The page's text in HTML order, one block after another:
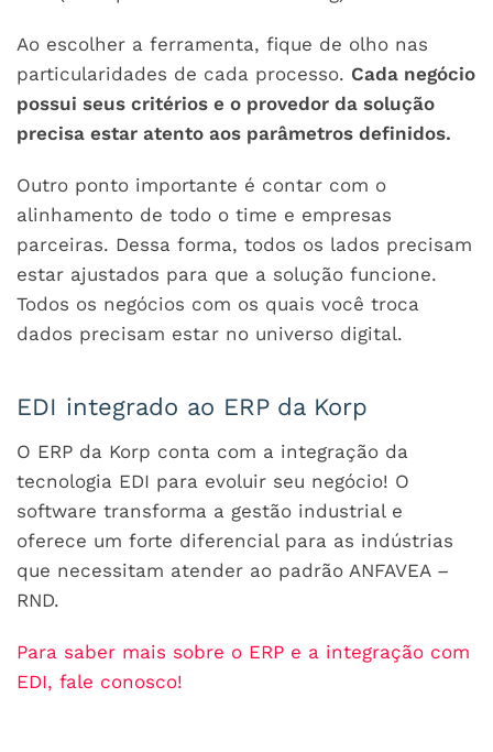
Ao escolher a ferramenta, fique de olho nas
particularidades de cada processo. Cada negócio
possui seus critérios e o provedor da solução
precisa estar atento aos parâmetros definidos.
Outro ponto importante é contar com o
alinhamento de todo o time e empresas
parceiras. Dessa forma, todos os lados precisam
estar ajustados para que a solução funcione.
Todos os negócios com os quais você troca
dados precisam estar no universo digital.
EDI integrado ao ERP da Korp
O ERP da Korp conta com a integração da
tecnologia EDI para evoluir seu negócio! O
software transforma a gestão industrial e
oferece um forte diferencial para as indústrias
que necessitam atender ao padrão ANFAVEA –
RND.
Para saber mais sobre o ERP e a integração com
EDI, fale conosco!